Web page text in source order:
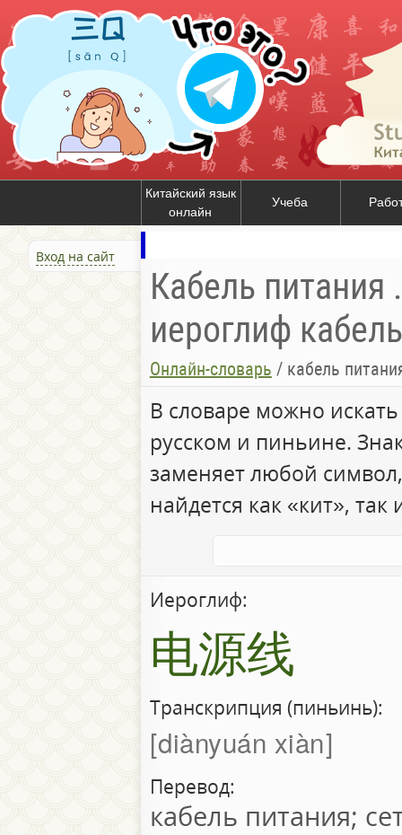
Китайский язык
онлайн
Учеба
Вход на сайт
Кабель питания
иероглиф
Онлайн-словарь / кабель
В словаре можно
русском и пиньине.
заменяет любой
найдется как «кит», так
Иероглиф:
电源线
Транскрипция (пиньинь):
diànyuán xiàn
Перевод:
кабель питания;